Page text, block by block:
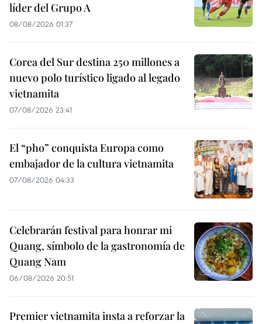
líder del Grupo A
08/08/2026 01:37
Corea del Sur destina 250 millones a
nuevo polo turístico ligado al legado
vietnamita
07/08/2026 23:41
El “pho” conquista Europa como
embajador de la cultura vietnamita
07/08/2026 04:33
Celebrarán festival para honrar mi
Quang, símbolo de la gastronomía de
Quang Nam
06/08/2026 20:51
Premier vietnamita insta a reforzar la